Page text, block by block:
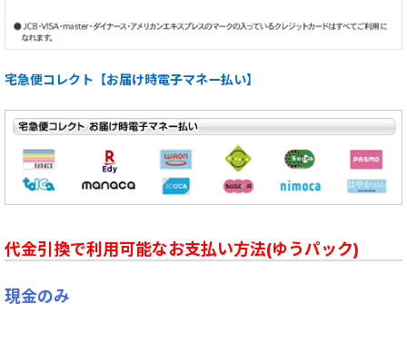
宅急便コレクト【お届け時電子マネー払い】
代金引換で利用可能なお支払い方法(ゆうパック)
現金のみ